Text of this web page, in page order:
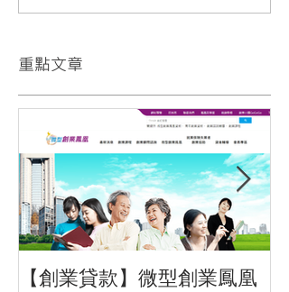
​重點文章
【創業貸款】微型創業鳳凰